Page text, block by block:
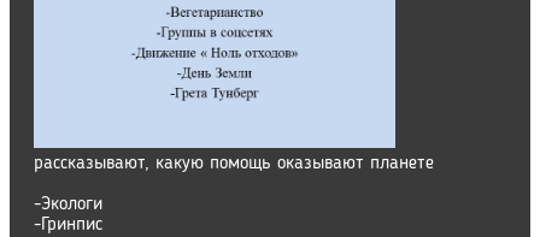
рассказывают, какую помощь оказывают планете
-Экологи
-Гринпис